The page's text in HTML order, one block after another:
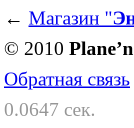
← Магазин "
© 2010
Обратная связь
0.0647 сек.